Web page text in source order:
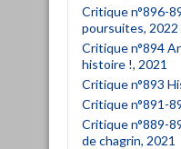
Critique n°896-
poursuites, 2022
Critique n°894
histoire !, 2021
Critique n°893
Critique n°891-
Critique n°889-
de chagrin, 2021